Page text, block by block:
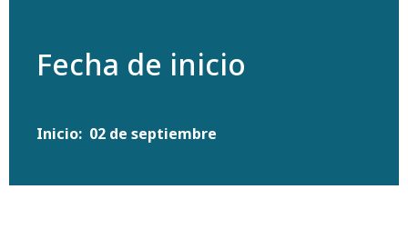
Fecha de inicio
Inicio: 02 de septiembre